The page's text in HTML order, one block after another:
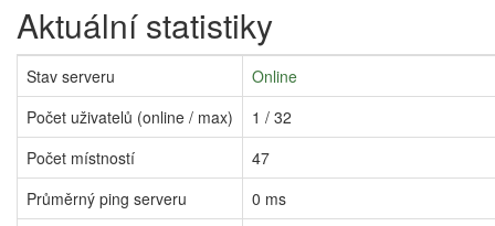
Aktuální statistiky
Stav serveru
Online
Počet uživatelů (online / max)
1 / 32
Počet místností
47
Průměrný ping serveru
0 ms